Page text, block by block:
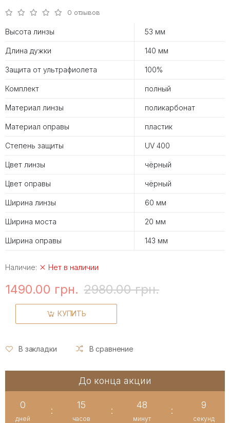
0 отзывов
Высота линзы 53 мм
Длина дужки 140 мм
Защита от ультрафиолета 100%
Комплект полный
Материал линзы поликарбонат
Материал оправы пластик
Степень защиты UV 400
Цвет линзы чёрный
Цвет оправы чёрный
Ширина линзы 60 мм
Ширина моста 20 мм
Ширина оправы 143 мм
Наличие: Нет в наличии
1490.00 грн. 2980.00 грн.
КУПИТЬ
В закладки В сравнение
До конца акции
0
дней
:
15
часов
:
48
минут
:
9
секунд